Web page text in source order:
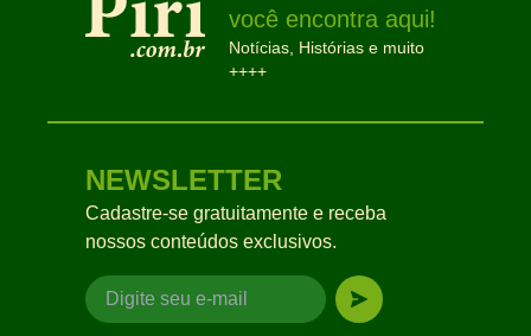
você encontra aqui!
Notícias, Histórias e muito
++++
NEWSLETTER
Cadastre-se gratuitamente e receba
nossos conteúdos exclusivos.